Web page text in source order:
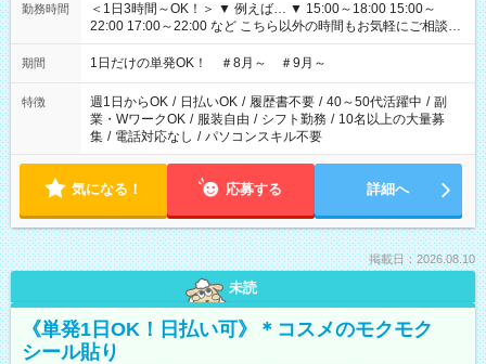
勤務時間
＜1日3時間～OK！＞ ▼ 例えば… ▼ 15:00～18:00 15:00～
22:00 17:00～22:00 など こちら以外の時間もお気軽にご相談く
ださい！
期間 1日だけの単発OK！ ＃8月～ ＃9月～
特徴 週1日からOK / 日払いOK / 履歴書不要 / 40～50代活躍中 / 副
業・WワークOK / 服装自由 / シフト勤務 / 10名以上の大量募
集 / 電話対応なし / パソコンスキル不要
気になる！ 応募する 詳細へ
掲載日：2026.08.10
未読
《単発1日OK！日払い可》＊コスメのモクモク
シール貼り